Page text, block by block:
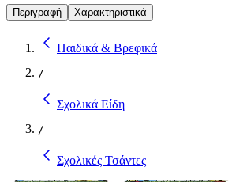
Περιγραφή Χαρακτηριστικά
Παιδικά & Βρεφικά
/
Σχολικά Είδη
/
Σχολικές Τσάντες